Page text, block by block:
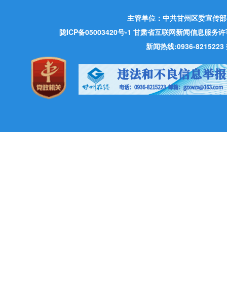
主管单位：中共甘州区委宣传
陇ICP备05003420号-1 甘肃省互联网新闻信息服务
新闻热线:0936-8215223